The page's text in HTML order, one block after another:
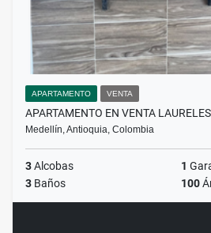
APARTAMENTO VENTA
APARTAMENTO EN VENTA LAURELES
Medellín, Antioquia, Colombia
3Alcobas 1
3 Baños 100